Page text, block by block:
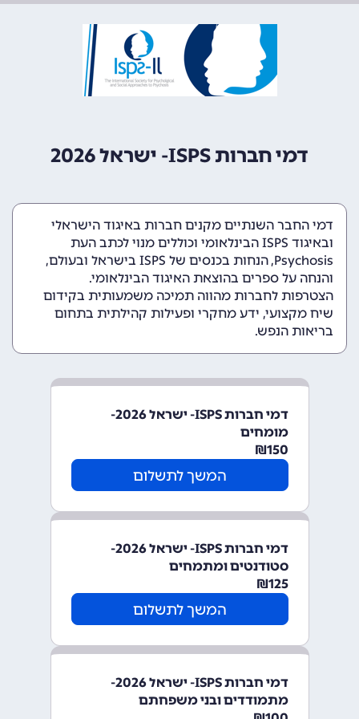
דמי חברות ISPS- ישראל 2026
דמי החבר השנתיים מקנים חברות באיגוד הישראלי
ובאיגוד ISPS הבינלאומי וכוללים מנוי לכתב העת
Psychosis, הנחות בכנסים של ISPS בישראל ובעולם,
והנחה על ספרים בהוצאת האיגוד הבינלאומי.
הצטרפות לחברות מהווה תמיכה משמעותית בקידום
שיח מקצועי, ידע מחקרי ופעילות קהילתית בתחום
בריאות הנפש.
דמי חברות ISPS- ישראל 2026-
מומחים
150
₪
המשך לתשלום
דמי חברות ISPS- ישראל 2026-
סטודנטים ומתמחים
125
₪
המשך לתשלום
דמי חברות ISPS- ישראל 2026-
מתמודדים ובני משפחתם